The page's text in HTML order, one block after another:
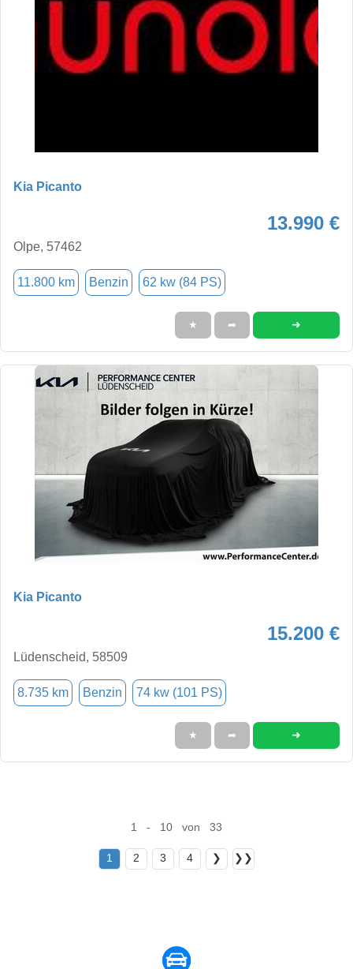
Kia Picanto
13.990 €
Olpe, 57462
11.800 km Benzin 62 kw (84 PS)
★ ➦ ➜
Kia Picanto
15.200 €
Lüdenscheid, 58509
8.735 km Benzin 74 kw (101 PS)
★ ➦ ➜
1 - 10 von 33
1 2 3 4 ❯ ❯❯